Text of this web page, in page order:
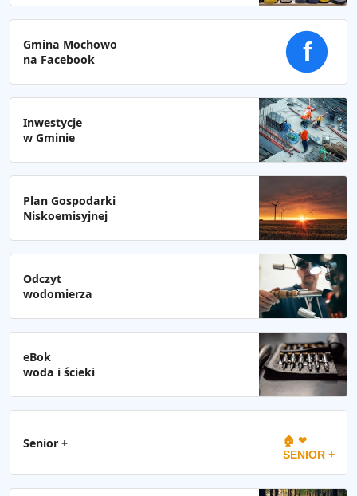
Gmina Mochowo
na Facebook
f
Inwestycje
w Gminie
Plan Gospodarki
Niskoemisyjnej
Odczyt
wodomierza
eBok
woda i ścieki
Senior + 🏠 ❤
SENIOR +